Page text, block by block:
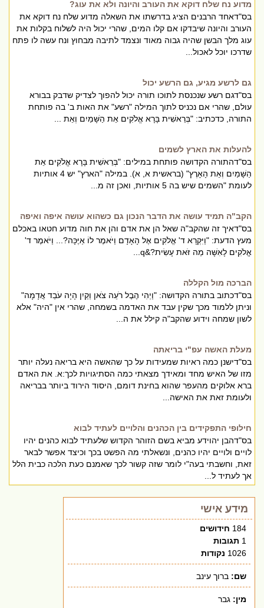
מדוע נח שלח דוקא את העורב והיונה ולא את עוג?
בס"דאחד הרבנים הציג בדרשתו את השאלה מדוע שלח נח דוקא את
העורב והיונה שיבדקו אם קלו המים, שהרי יכול היה לשלוח בקלות את
עוג מלך הבשן שהיה גבוה מאוד ונצמד לתיבה מבחוץ ונח עשה לו פתח
שדרכו יוכל לאכול...
גם לרשע מגיע, גם הרשע יכול
בס"דגם רשע שנכנסת לתוכו תורה יכול להפוך לצדיק שדבק בבורא
עולם, שהרי אם נכניס לתוך המילה "רשע" את האות ב' בה פותחת
התורה, כדכתיב: "בְּרֵאשִׁית בָּרָא אֱלֹקִים אֵת הַשָּׁמַיִם וְאֵת ...
להעלות את הארץ לשמים
בס"דהתורה הקדושה פותחת במילים: "בְּרֵאשִׁית בָּרָא אֱלֹקִים אֵת
הַשָּׁמַיִם וְאֵת הָאָרֶץ" (בראשית א, א). במילה "הארץ" יש 4 אותיות
לעומת "השמים שיש בה 5 אותיות, ואכן זה מ...
הקב"ה תמיד עושה את הדבר הנכון גם כשהוא עושה איפה ואיפה
בס"דאיך זה שהקב"ה שאל הן את אדם והן את חוה מדוע חטאו באכלם
מעץ הדעת: "וַיִּקְרָא ד' אֱלֹקִים אֶל הָאָדָם וַיֹּאמֶר לוֹ אַיֶּכָּה?... וַיֹּאמֶר ד'
אֱלֹקִים לָאִשָּׁה מַה זֹּאת עָשִׂית?&q...
הברכה מול הקללה
בס"דכתוב בתורה הקדושה: "וַיְהִי הֶבֶל רֹעֵה צֹאן וְקַיִן הָיָה עֹבֵד אֲדָמָה"
וניתן ללמוד מכך שקין עבד את האדמה בשמחה, שהרי אין "היה" אלא
לשון שמחה וידוע שהקב"ה קילל את ה...
מעלת האשה עפ"י בריאתה
בס"דישנן כמה ראיות שמעידות על כך שהאשה היא בריאה נעלה יותר
מזו של האיש מחד ומאידך מצאתי כמה הסתיגויות לכך:א. את האדם
ברא אלוקים מהעפר שהוא בחינת דומם, היסוד הירוד ביותר בבריאה
ולעומת זאת את האישה...
חילופי התפקידים בין הכהנים והלויים לעתיד לבוא
בס"דהבן יהוידע מביא בשם הזוהר הקדוש שלעתיד לבוא כהנים יהיו
לויים ולויים יהיו כהנים, ונשאלתי מה הפשט בכך וכיצד אפשר לבאר
זאת, וחשבתי בעה"י לומר שזה קשור לכך שאמנם כעת הלכה כבית הלל
אך לעתיד ל...
מידע אישי
184 חידושים
1 תגובות
1026 נקודות
שם: ברוך עינב
מין: גבר